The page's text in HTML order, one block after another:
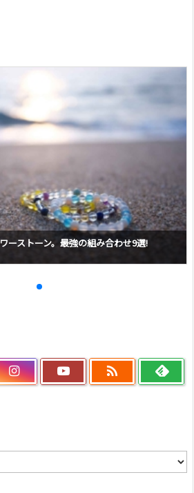
ーストーン。最強の組み合わせ9選!
